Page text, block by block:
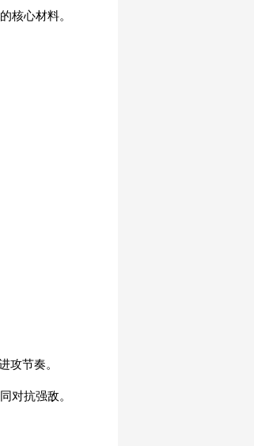
核心材料。
攻节奏。
对抗强敌。